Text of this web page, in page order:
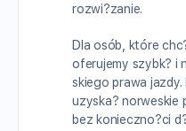
rozwi?zanie.
Dla osób, które
oferujemy szybk? i
skiego prawa
uzyska? norweskie
bez konieczno?ci